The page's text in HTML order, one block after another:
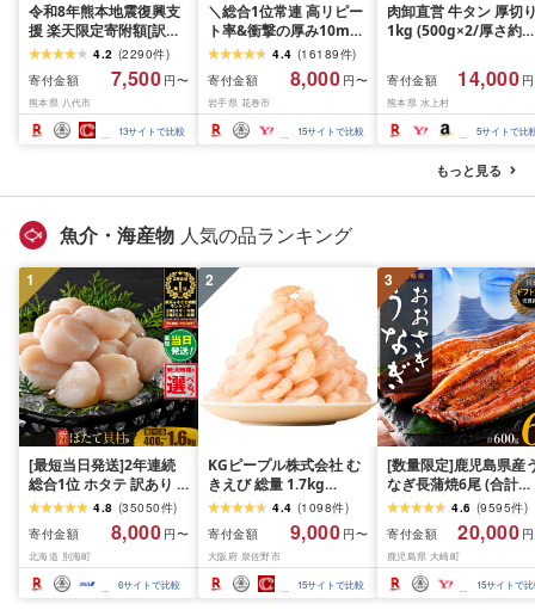
令和8年熊本地震復興支
援 楽天限定寄附額[訳あ
り]牛タン 500g〜2kg 肉
牛肉 訳あり 牛タン 冷凍
小分け 厚切り 薄切り 食
べ比べ 500g 1kg 1.5kg
2kg 牛 人気 ビーフ 牛た
ん ふるさと納税 ランキ
4.2 (2290件)
寄付金額
7,500 円〜
熊本県 八代市
13サイトで比較
＼総合1位常連 高リピー
ト率&衝撃の厚み10mm
厚切り牛タン 塩味/ ≪ス
ピード発送!!10営業日以
内発送≫ 選べる内容量
500g / 1kg 定期便 毎月
届く 牛肉 肉 BBQ ふるさ
と 人気 ランキング 岩手
4.4 (16189件)
寄付金額
8,000 円〜
岩手県 花巻市
15サイトで比較
肉卸直営 牛タン 厚切
1kg (500g×2/厚さ約
牛肉 焼肉 冷凍 スライ
業務用 バーベキュー
BBQ おつまみ ギフト
祝い お中元 夏ギフト
寄付金額 14,000
熊本県 水上村
5サイトで比
もっと見る
魚介・海産物 人気の品ランキング
1
[最短当日発送]2年連続
総合1位 ホタテ 訳あり (
ふるさと納税 ほたて ふ
るさと納税 訳あり 帆立
ふるさと わけあり ホタ
テ貝柱 貝 人気 不揃い 刺
身 規格外 魚介 ランキン
グ 海鮮 冷凍 発送時期が
4.8 (35050件)
寄付金額
8,000 円〜
北海道 別海町
6サイトで比較
2
KGピープル株式会社 む
きえび 総量 1.7kg
(850g×2P) 特大 5Lサイ
ズ バナメイエビ バラ凍
結 下処理不要 サイズ不
揃い 訳あり
4.4 (1098件)
寄付金額
9,000 円〜
大阪府 泉佐野市
15サイトで比較
3
[数量限定]鹿児島県産
なぎ長蒲焼6尾 (合計
600g以上)4.6 (9595件)
寄付金額
20,000
鹿児島県 大崎町
15サイトで